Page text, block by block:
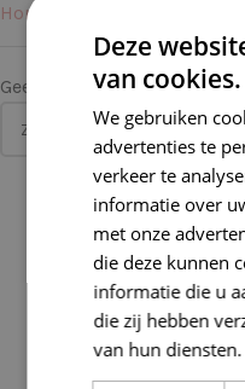
Home
Geen producten gevonden
Deze
van cookies.
We gebruiken
advertenties te
verkeer te
informatie over
met onze
die deze kunnen
informatie die u
die zij hebben
van hun diensten.